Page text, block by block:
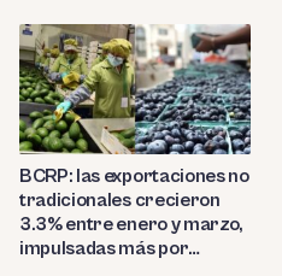
BCRP: las exportaciones no
tradicionales crecieron
3.3% entre enero y marzo,
impulsadas más por